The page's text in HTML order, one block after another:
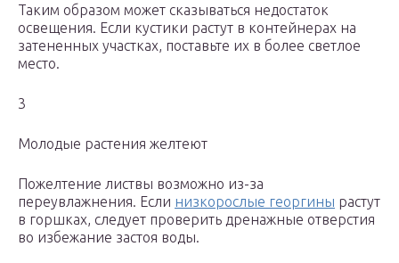
Таким образом может сказываться недостаток
освещения. Если кустики растут в контейнерах на
затененных участках, поставьте их в более светлое
место.
3
Молодые растения желтеют
Пожелтение листвы возможно из-за
переувлажнения. Если низкорослые георгины растут
в горшках, следует проверить дренажные отверстия
во избежание застоя воды.